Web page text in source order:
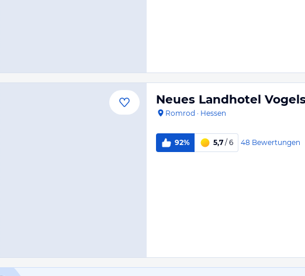
Neues Landhotel
Romrod · Hessen
92% 5,7 / 6 48 Bewertungen